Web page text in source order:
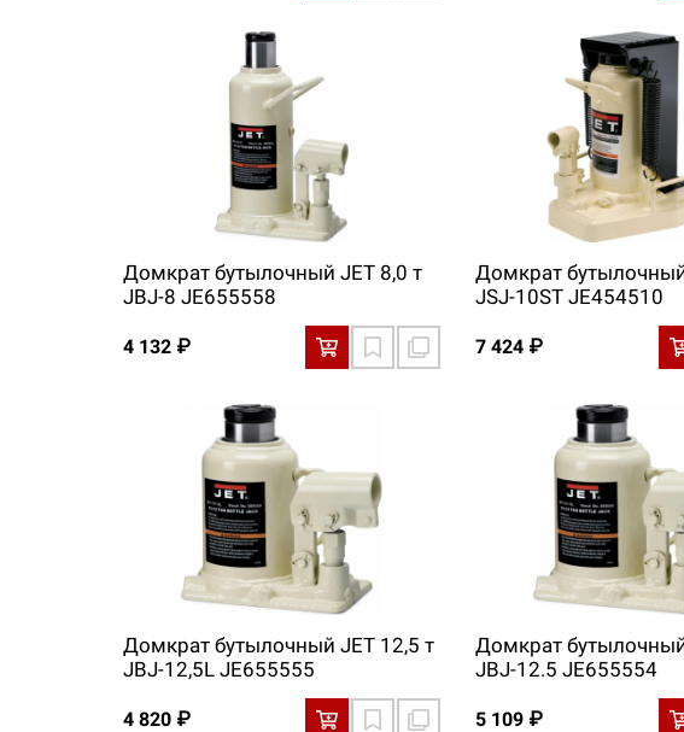
Домкрат бутылочный JET 8,0 т
JBJ-8 JE655558
4 132 ₽
Домкрат
JSJ-10ST JE454510
7 424 ₽
Домкрат бутылочный JET 12,5 т
JBJ-12,5L JE655555
4 820 ₽
Домкрат
JBJ-12.5 JE655554
5 109 ₽